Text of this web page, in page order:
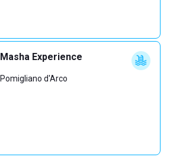
Masha Experience
Pomigliano d'Arco